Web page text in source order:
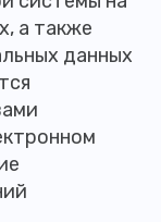
а также
данных